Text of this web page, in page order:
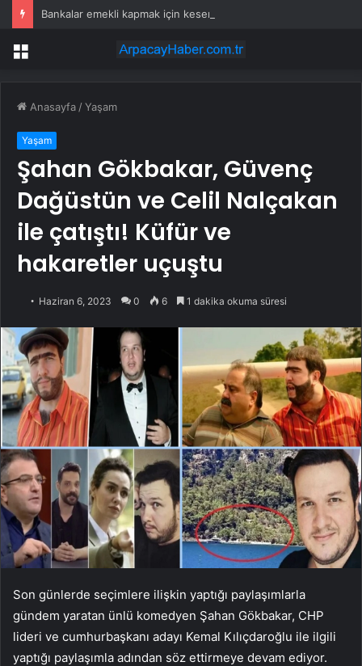
Menü
Anasayfa /Yaşam
Yaşam
Şahan Gökbakar, Güvenç
Dağüstün ve Celil Nalçakan
ile çatıştı! Küfür ve
hakaretler uçuştu
Haziran 6, 2023 0 6 1 dakika okuma süresi
Son günlerde seçimlere ilişkin yaptığı paylaşımlarla
gündem yaratan ünlü komedyen Şahan Gökbakar, CHP
lideri ve cumhurbaşkanı adayı Kemal Kılıçdaroğlu ile ilgili
yaptığı paylaşımla adından söz ettirmeye devam ediyor.